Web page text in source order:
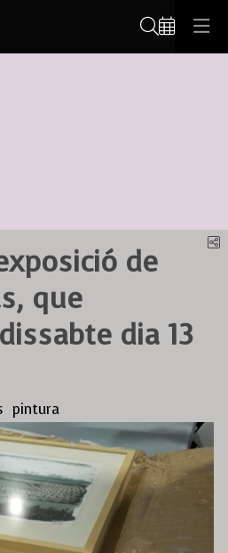
de
que
dia 13
pintura